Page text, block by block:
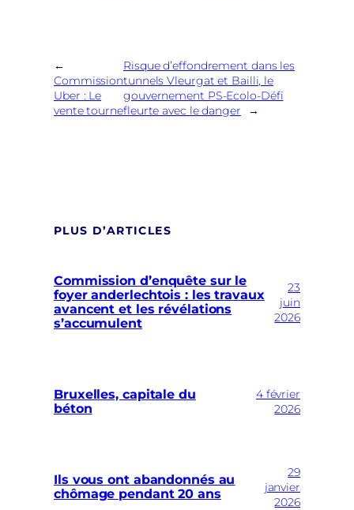
←
Commission
Uber : Le
vente tourne
Risque d’effondrement dans les
tunnels Vleurgat et Bailli, le
gouvernement PS-Ecolo-Défi
fleurte avec le danger
→
PLUS D’ARTICLES
Commission d’enquête sur le
foyer anderlechtois : les travaux
avancent et les révélations
s’accumulent
23
juin
2026
Bruxelles, capitale du
béton
4 février
2026
Ils vous ont abandonnés au
chômage pendant 20 ans
29
janvier
2026